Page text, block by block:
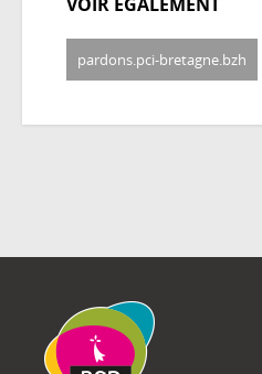
pardons.pci-bretagne.bzh